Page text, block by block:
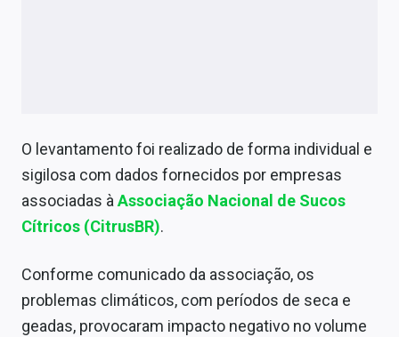
Sobre
O levantamento foi realizado de forma individual e
sigilosa com dados fornecidos por empresas
associadas àAssociação Nacional de Sucos
Cítricos (CitrusBR).
Conforme comunicado da associação, os
problemas climáticos, com períodos de seca e
geadas, provocaram impacto negativo no volume